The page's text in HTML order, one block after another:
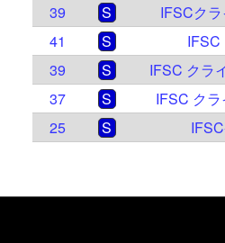
39
S IFSCク
41
S IFSC
39
S IFSC クラ
37
S IFSC ク
25
S